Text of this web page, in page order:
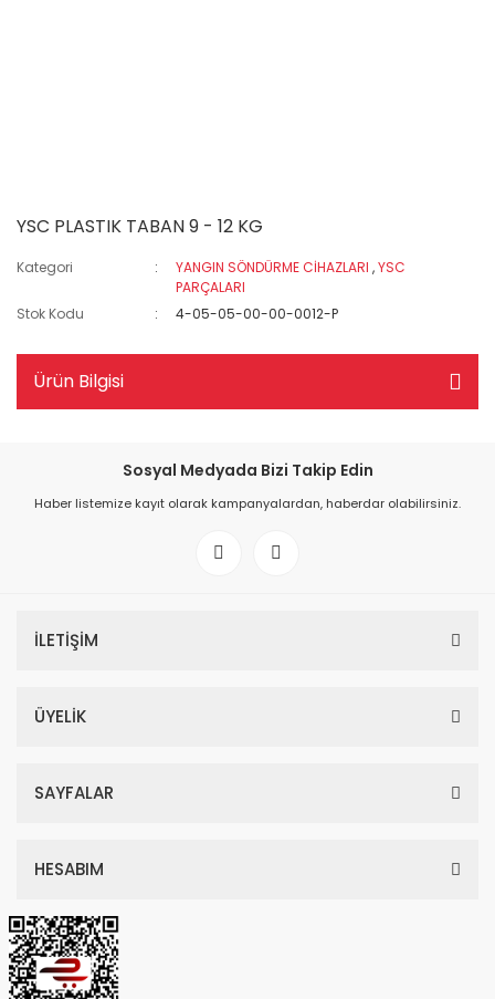
YSC PLASTIK TABAN 9 - 12 KG
Kategori YANGIN SÖNDÜRME CİHAZLARI ,YSC
PARÇALARI
Stok Kodu
4-05-05-00-00-0012-P
Ürün Bilgisi
Sosyal Medyada Bizi Takip Edin
Haber listemize kayıt olarak kampanyalardan, haberdar olabilirsiniz.
İLETİŞİM
ÜYELİK
SAYFALAR
HESABIM